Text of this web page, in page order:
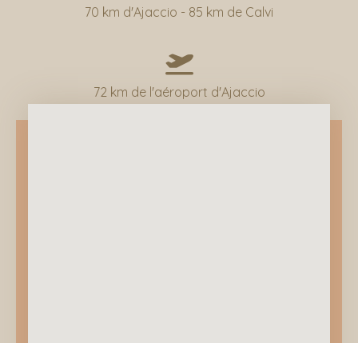
70 km d'Ajaccio - 85 km de Calvi
72 km de l'aéroport d'Ajaccio